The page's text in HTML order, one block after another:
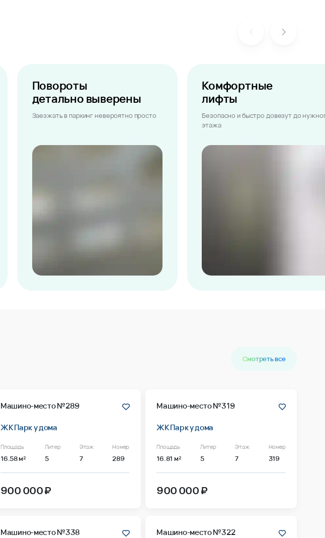
Повороты
детально выверены
Заезжать в паркинг невероятно просто
Комфортные
лифты
Безопасно и быстро довезут до
этажа
Смотреть все
Машино-место №289
ЖК Парк у дома
Площадь
16.58 м²
Литер
5
Этаж
7
Номер
289
900 000 ₽
Машино-место №319
ЖК Парк у дома
Площадь
16.81 м²
Литер
5
Этаж
7
Номер
319
900 000 ₽
Машино-место №338 Машино-место №322